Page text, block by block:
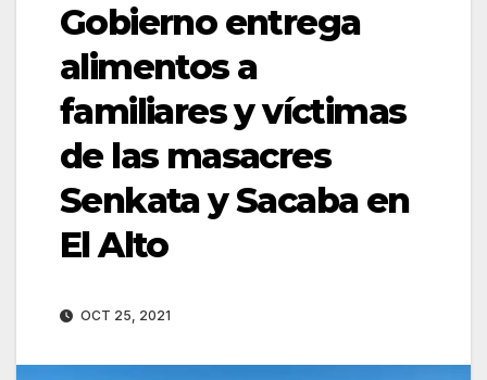
Gobierno entrega
alimentos a
familiares y víctimas
de las masacres
Senkata y Sacaba en
El Alto
OCT 25, 2021